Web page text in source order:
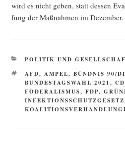
wird es nicht geben, statt des­sen
fung der Maß­nah­men im Dezember.
KATEGORIEN
POLITIK UND
SCHLAGWÖRTER
AFD, AMPEL, BÜNDNIS 90/
BUNDESTAGSWAHL 2021,
FÖDERALISMUS, FDP,
INFEKTIONSSCHUTZGESETZ